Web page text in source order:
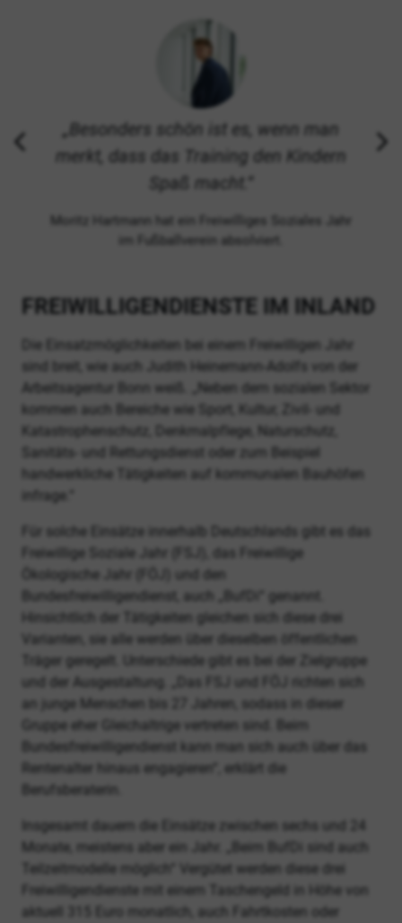
Besonders schön ist es, wenn man
merkt, dass das Training den Kindern
Spaß macht.
Moritz Hartmann hat ein Freiwilliges Soziales Jahr
im Fußballverein absolviert.
FREIWILLIGENDIENSTE IM INLAND
Die Einsatzmöglichkeiten bei einem Freiwilligen Jahr
sind breit, wie auch Judith Heinemann-Adolfs von der
Arbeitsagentur Bonn weiß. „Neben dem sozialen Sektor
kommen auch Bereiche wie Sport, Kultur, Zivil- und
Katastrophenschutz, Denkmalpflege, Naturschutz,
Sanitäts- und Rettungsdienst oder zum Beispiel
handwerkliche Tätigkeiten auf kommunalen Bauhöfen
infrage.“
Für solche Einsätze innerhalb Deutschlands gibt es das
Freiwillige Soziale Jahr (FSJ), das Freiwillige
Ökologische Jahr (FÖJ) und den
Bundesfreiwilligendienst, auch „BufDi“ genannt.
Hinsichtlich der Tätigkeiten gleichen sich diese drei
Varianten, sie alle werden über dieselben öffentlichen
Träger geregelt. Unterschiede gibt es bei der Zielgruppe
und der Ausgestaltung. „Das FSJ und FÖJ richten sich
an junge Menschen bis 27 Jahren, sodass in dieser
Gruppe eher Gleichaltrige vertreten sind. Beim
Bundesfreiwilligendienst kann man sich auch über das
Rentenalter hinaus engagieren“, erklärt die
Berufsberaterin.
Insgesamt dauern die Einsätze zwischen sechs und 24
Monate, meistens aber ein Jahr. „Beim BufDi sind auch
Teilzeitmodelle möglich“ Vergütet werden diese drei
Freiwilligendienste mit einem Taschengeld in Höhe von
aktuell 315 Euro monatlich, auch Fahrtkosten oder